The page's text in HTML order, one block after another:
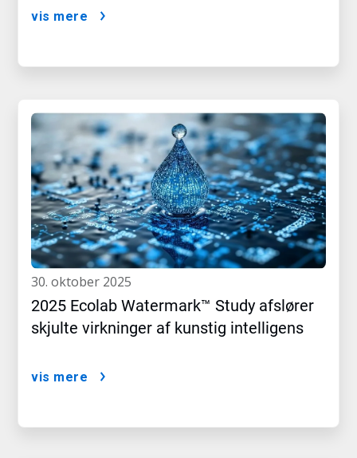
vis mere
30. oktober 2025
2025 Ecolab Watermark™ Study afslører
skjulte virkninger af kunstig intelligens
vis mere